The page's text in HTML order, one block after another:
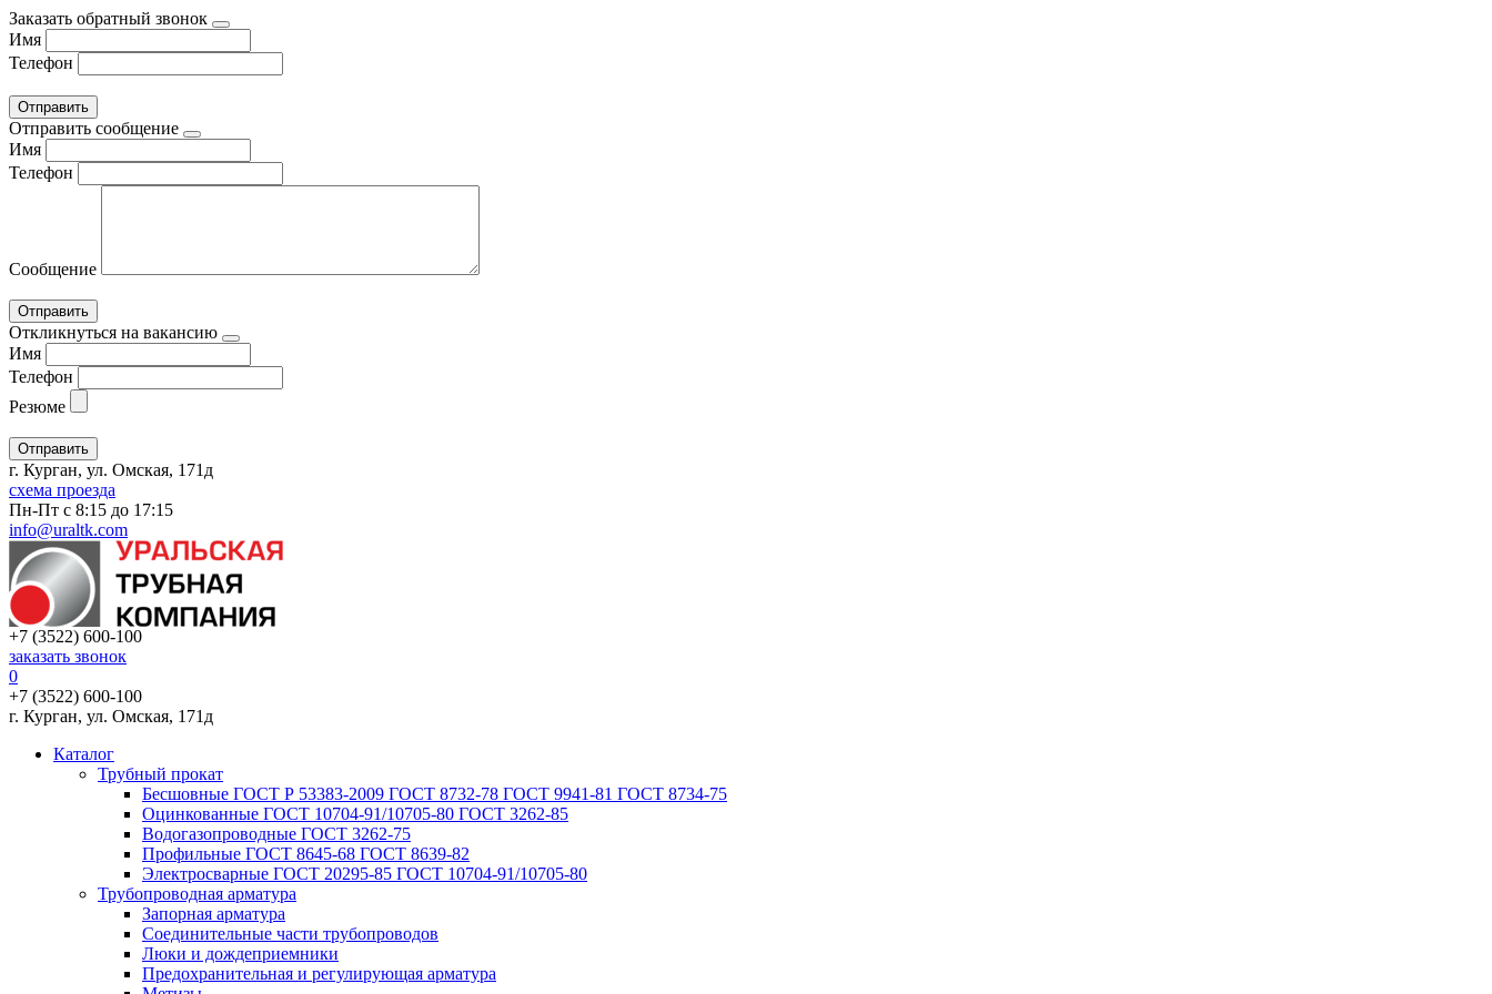
Заказать обратный звонок
Имя
Телефон
Отправить сообщение
Имя
Телефон
Сообщение
Откликнуться на вакансию
Имя
Телефон
Резюме
г. Курган, ул. Омская, 171д
схема проезда
Пн-Пт с 8:15 до 17:15
info@uraltk.com
+7 (3522) 600-100
заказать звонок
0
+7 (3522) 600-100
г. Курган, ул. Омская, 171д
Каталог
Трубный прокат
Беcшовные ГОСТ Р 53383-2009 ГОСТ 8732-78 ГОСТ 9941-81 ГОСТ 8734-75
Оцинкованные ГОСТ 10704-91/10705-80 ГОСТ 3262-85
Водогазопроводные ГОСТ 3262-75
Профильные ГОСТ 8645-68 ГОСТ 8639-82
Электросварные ГОСТ 20295-85 ГОСТ 10704-91/10705-80
Трубопроводная арматура
Запорная арматура
Соединительные части трубопроводов
Люки и дождеприемники
Предохранительная и регулирующая арматура